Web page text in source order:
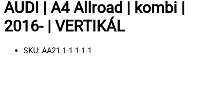
AUDI | A4 Allroad | kombi |
2016- | VERTIKÁL
SKU: AA21-1-1-1-1-1